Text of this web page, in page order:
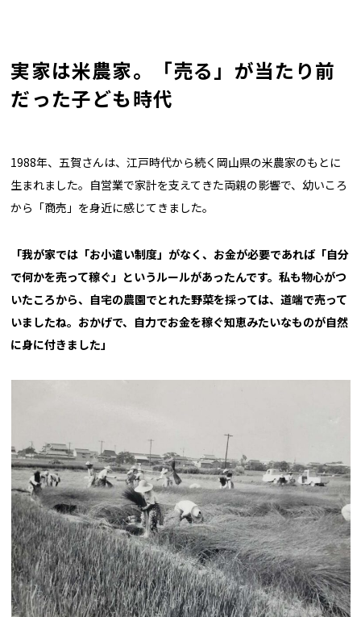
実家は米農家。「売る」が当たり前
だった子ども時代
1988年、五賀さんは、江戸時代から続く岡山県の米農家のもとに
生まれました。自営業で家計を支えてきた両親の影響で、幼いころ
から「商売」を身近に感じてきました。
「我が家では「お小遣い制度」がなく、お金が必要であれば「自分
で何かを売って稼ぐ」というルールがあったんです。私も物心がつ
いたころから、自宅の農園でとれた野菜を採っては、道端で売って
いましたね。おかげで、自力でお金を稼ぐ知恵みたいなものが自然
に身に付きました」